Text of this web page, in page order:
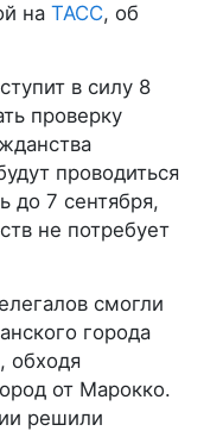
на ТАСС, об
в силу 8
проверку
проводиться
до 7 сентября,
не потребует
смогли
города
обходя
от Марокко.
решили